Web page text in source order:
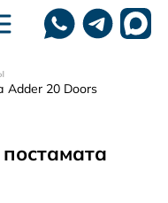
Adder 20 Doors